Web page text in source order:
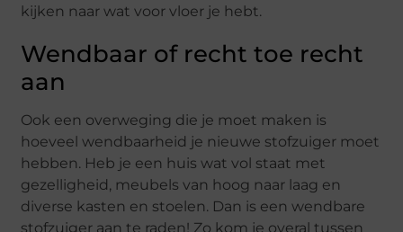
kijken naar wat voor vloer je hebt.
Wendbaar of recht toe recht
aan
Ook een overweging die je moet maken is
hoeveel wendbaarheid je nieuwe stofzuiger moet
hebben. Heb je een huis wat vol staat met
gezelligheid, meubels van hoog naar laag en
diverse kasten en stoelen. Dan is een wendbare
stofzuiger aan te raden! Zo kom je overal tussen